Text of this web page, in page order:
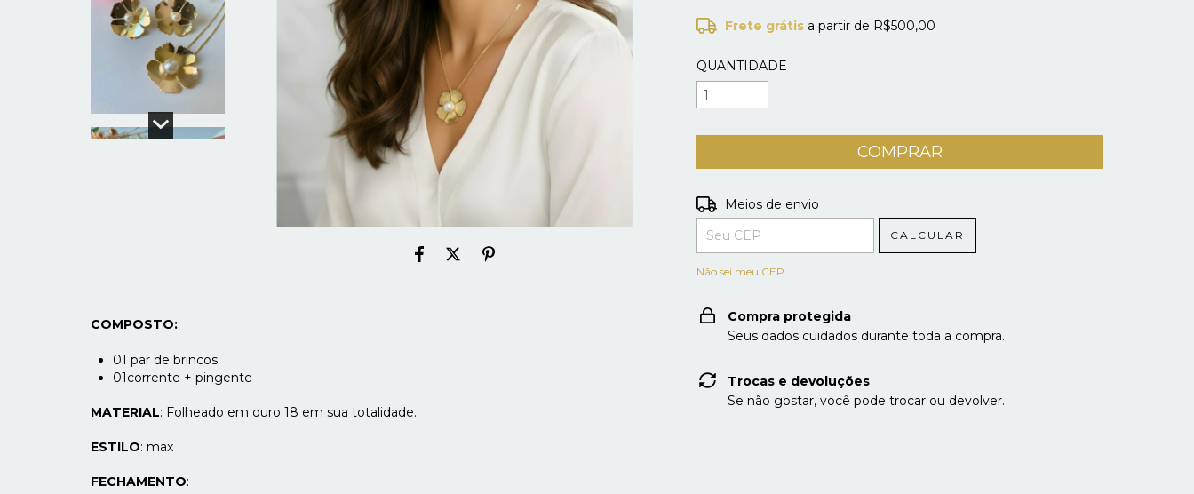
COMPOSTO:
01 par de brincos
01corrente + pingente
MATERIAL: Folheado em ouro 18 em sua totalidade.
ESTILO: max
FECHAMENTO:
Frete grátis a partir de R$500,00
QUANTIDADE
Entregas para o CEP:
Meios de envio
CALCULAR
Não sei meu CEP
Compra protegida
Seus dados cuidados durante toda a compra.
Trocas e devoluções
Se não gostar, você pode trocar ou devolver.